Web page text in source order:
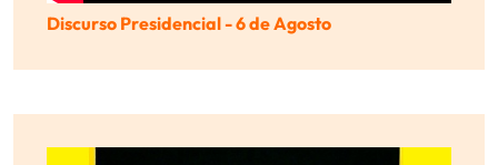
Discurso Presidencial - 6 de Agosto